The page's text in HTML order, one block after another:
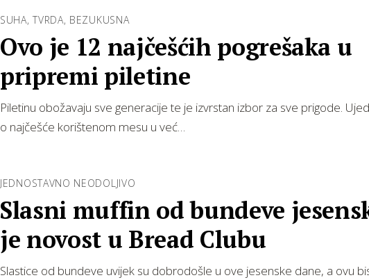
SUHA, TVRDA, BEZUKUSNA
Ovo je 12 najčešćih pogrešaka u
pripremi piletine
Piletinu obožavaju sve generacije te je izvrstan izbor za sve prigode.
o najčešće korištenom mesu u već…
JEDNOSTAVNO NEODOLJIVO
Slasni muffin od bundeve
je novost u Bread Clubu
Slastice od bundeve uvijek su dobrodošle u ove jesenske dane, a ovu